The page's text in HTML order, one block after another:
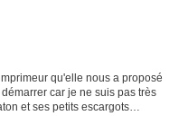
qu'elle nous a proposé
car je ne suis pas très
et ses petits escargots